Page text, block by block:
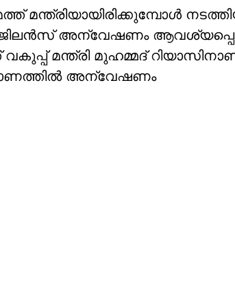
അന്വേഷണം
മന്ത്രി മുഹമ്മദ്
അന്വേഷണം